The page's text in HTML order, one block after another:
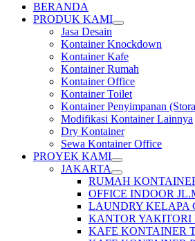
BERANDA
PRODUK KAMI
Jasa Desain
Kontainer Knockdown
Kontainer Kafe
Kontainer Rumah
Kontainer Office
Kontainer Toilet
Kontainer Penyimpanan
Modifikasi Kontainer Lainnya
Dry Kontainer
Sewa Kontainer Office
PROYEK KAMI
JAKARTA
RUMAH
OFFICE INDOOR
LAUNDRY KELAPA
KANTOR YAKITORI
KAFE KONTAINER